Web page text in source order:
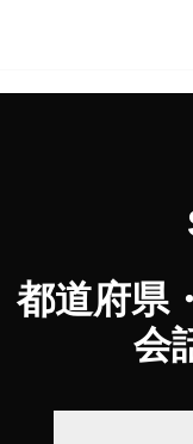
都道府県
会